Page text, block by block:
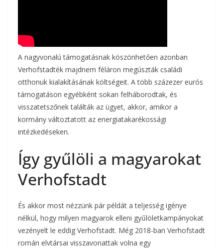
A nagyvonalú támogatásnak köszönhetően azonban
Verhofstadték majdnem féláron megúszták családi
otthonuk kialakításának költségeit. A több százezer eurós
támogatáson egyébként sokan felháborodtak, és
visszatetszőnek találták az ügyet, akkor, amikor a
kormány változtatott az energiatakarékossági
intézkedéseken.
Így gyűlöli a magyarokat
Verhofstadt
És akkor most nézzünk pár példát a teljesség igénye
nélkül, hogy milyen magyarok elleni gyűlöletkampányokat
vezényelt le eddig Verhofstadt. Még 2018-ban Verhofstadt
román elvtársai visszavonattak volna egy